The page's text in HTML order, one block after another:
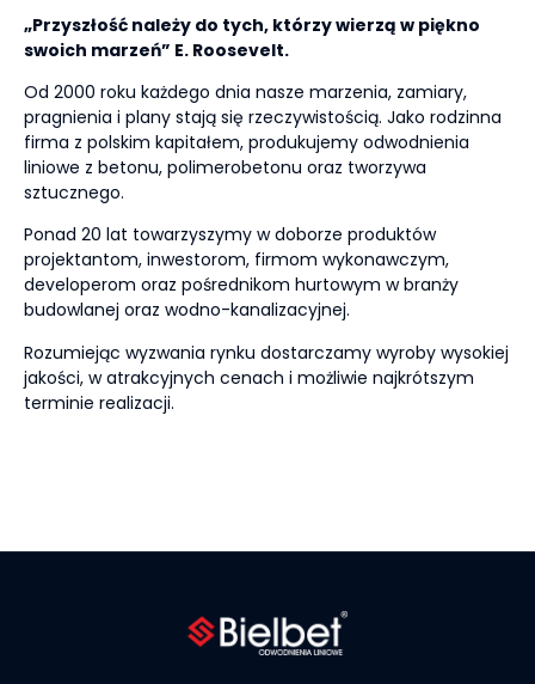
„Przyszłość należy do tych, którzy wierzą w piękno
swoich marzeń” E. Roosevelt.
Od 2000 roku każdego dnia nasze marzenia, zamiary,
pragnienia i plany stają się rzeczywistością. Jako rodzinna
firma z polskim kapitałem, produkujemy odwodnienia
liniowe z betonu, polimerobetonu oraz tworzywa
sztucznego.
Ponad 20 lat towarzyszymy w doborze produktów
projektantom, inwestorom, firmom wykonawczym,
developerom oraz pośrednikom hurtowym w branży
budowlanej oraz wodno-kanalizacyjnej.
Rozumiejąc wyzwania rynku dostarczamy wyroby wysokiej
jakości, w atrakcyjnych cenach i możliwie najkrótszym
terminie realizacji.